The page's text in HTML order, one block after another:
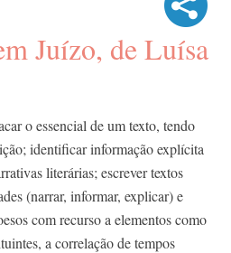
Juízo, de Luísa
o essencial de um texto, tendo
identificar informação explícita
literárias; escrever textos
(narrar, informar, explicar) e
com recurso a elementos como
a correlação de tempos